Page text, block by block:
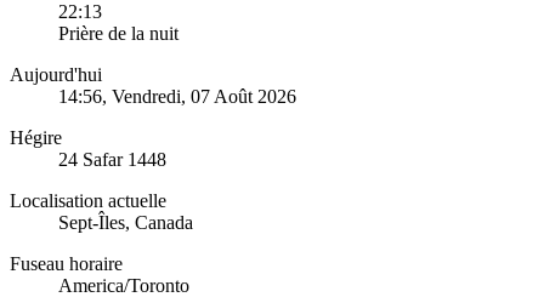
22:13
Prière de la nuit
Aujourd'hui
14:56, Vendredi, 07 Août 2026
Hégire
24 Safar 1448
Localisation actuelle
Sept-Îles, Canada
Fuseau horaire
America/Toronto